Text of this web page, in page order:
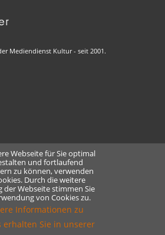
Mediendienst Kultur - seit 2001.
Webseite für Sie optimal
und fortlaufend
zu können, verwenden
Durch die weitere
der Webseite stimmen Sie
von Cookies zu.
Informationen zu
erhalten Sie in unserer